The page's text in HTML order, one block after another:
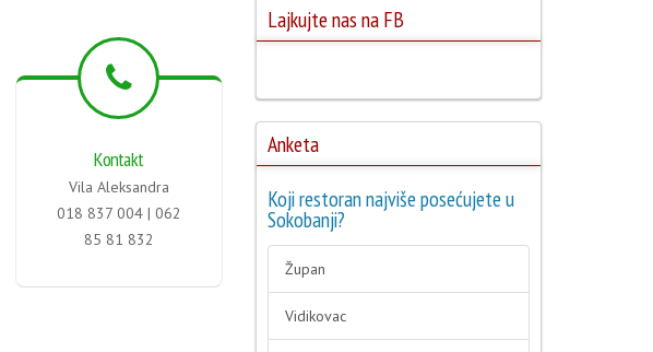
Kontakt
Vila Aleksandra
018 837 004 | 062
85 81 832
Lajkujte nas na FB
Anketa
Koji restoran najviše posećujete u
Sokobanji?
Župan
Vidikovac